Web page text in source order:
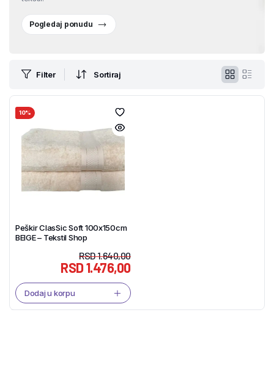
Pogledaj ponudu
Filter Sortiraj
10%
Peškir ClasSic Soft 100x150cm
BEIGE – Tekstil Shop
RSD1.640,00
RSD1.476,00
Dodaj u korpu